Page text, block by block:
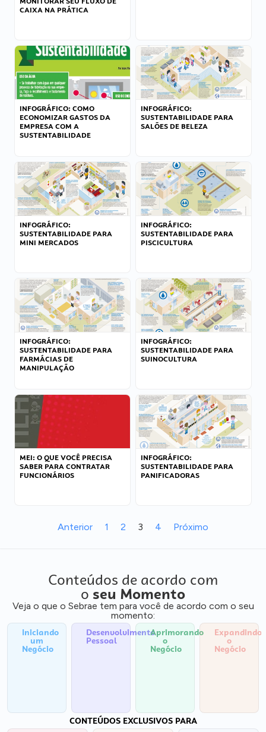
CAIXA NA PRÁTICA
INFOGRÁFICO: COMO
ECONOMIZAR GASTOS DA
EMPRESA COM A
SUSTENTABILIDADE
INFOGRÁFICO:
SUSTENTABILIDADE PARA
SALÕES DE BELEZA
INFOGRÁFICO:
SUSTENTABILIDADE PARA
MINI MERCADOS
INFOGRÁFICO:
SUSTENTABILIDADE PARA
PISCICULTURA
INFOGRÁFICO:
SUSTENTABILIDADE PARA
FARMÁCIAS DE
MANIPULAÇÃO
INFOGRÁFICO:
SUSTENTABILIDADE PARA
SUINOCULTURA
MEI: O QUE VOCÊ PRECISA
SABER PARA CONTRATAR
FUNCIONÁRIOS
INFOGRÁFICO:
SUSTENTABILIDADE PARA
PANIFICADORAS
Anterior 1 2 3 4 Próximo
Conteúdos de acordo com
o seu Momento
Veja o que o Sebrae tem para você de acordo com o seu
momento:
Iniciando
um
Negócio
Desenvolvimento
Pessoal
Aprimorando
o
Negócio
Expandindo
o
Negócio
CONTEÚDOS EXCLUSIVOS PARA